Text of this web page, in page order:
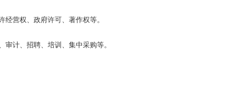
营权、政府许可、著作权等。
计、招聘、培训、集中采购等。